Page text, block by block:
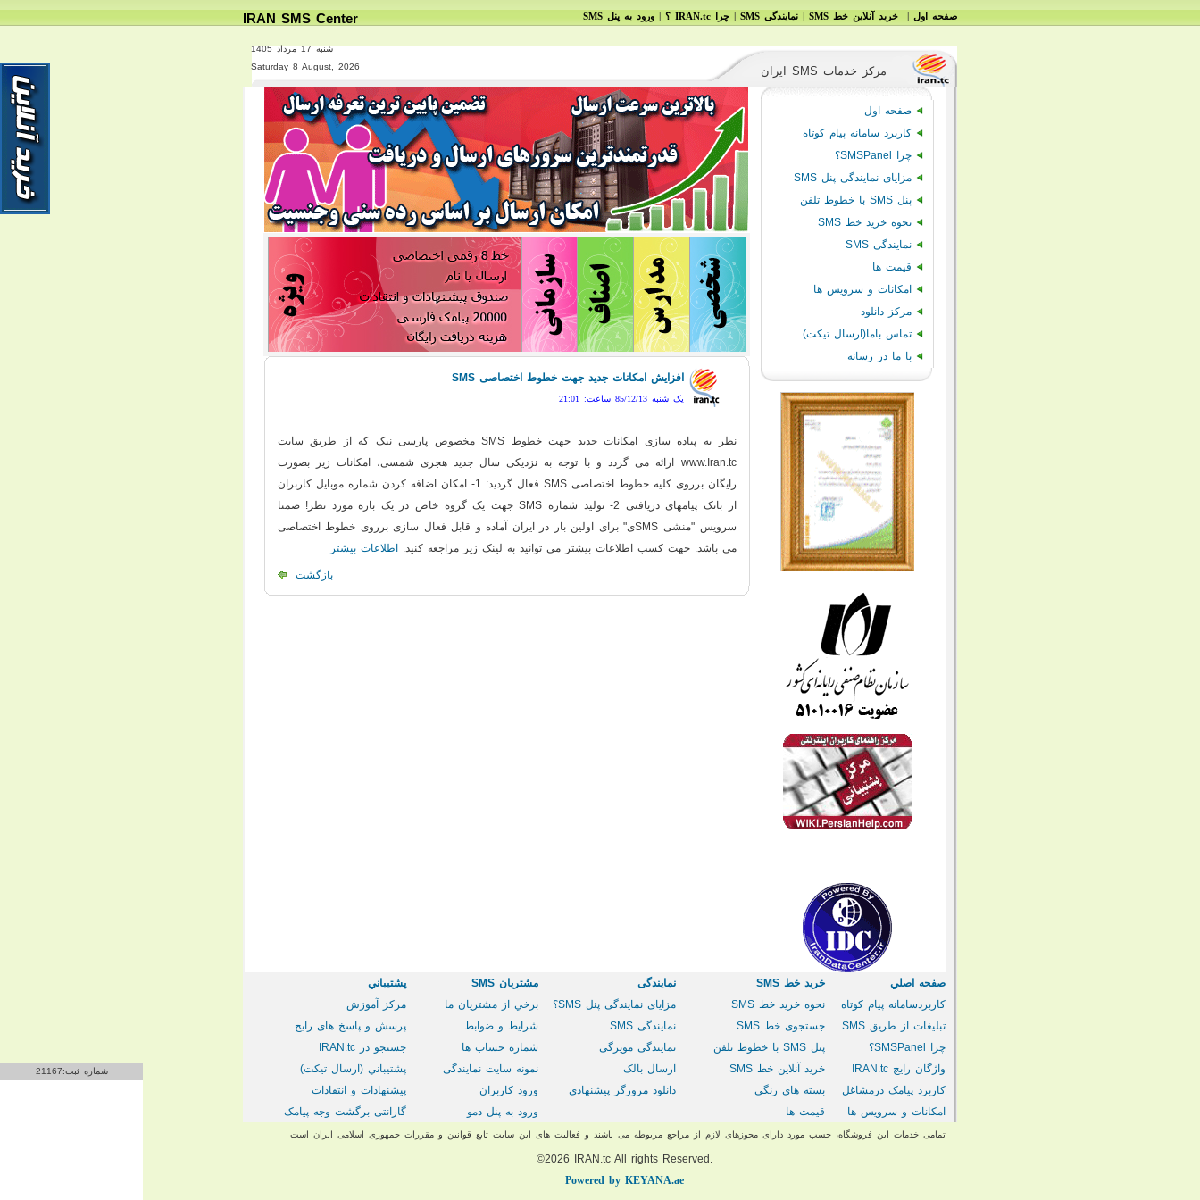
IRAN SMS Center صفحه اول | خرید آنلاین خط SMS | نمایندگی SMS | چرا IRAN.tc ؟ | ورود به پنل
شنبه 17 مرداد 1405
Saturday 8 August, 2026
.
افزایش امکانات جدید جهت خطوط اختصاصی SMS
یک شنبه 85/12/13 ساعت: 21:01
نظر به پیاده سازی امکانات جدید جهت خطوط SMS مخصوص پارسی نیک که از طریق سایت
www.Iran.tc ارائه می گردد و با توجه به نزدیکی سال جدید هجری شمسی، امکانات زیر بصورت
رایگان برروی کلیه خطوط اختصاصی SMS فعال گردید: 1- امکان اضافه کردن شماره موبایل کاربران
از بانک پیامهای دریافتی 2- تولید شماره SMS جهت یک گروه خاص در یک بازه مورد نظر! ضمنا
سرویس "منشی SMSی" برای اولین بار در ایران آماده و قابل فعال سازی برروی خطوط اختصاصی
می باشد. جهت کسب اطلاعات بیشتر می توانید به لینک زیر مراجعه کنید:
اطلاعات بیشتر
بازگشت
صفحه اول
کاربرد سامانه پیام کوتاه
چرا SMSPanel؟
مزایای نمایندگی پنل SMS
پنل SMS با خطوط تلفن
نحوه خرید خط SMS
نمایندگی SMS
قیمت ها
امکانات و سرویس ها
مرکز دانلود
تماس باما(ارسال تیکت)
با ما در رسانه
صفحه اصلي
کاربردسامانه پیام کوتاه
تبلیغات از طریق SMS
چرا SMSPanel؟
واژگان رایج IRAN.tc
کاربرد پیامک درمشاغل
امکانات و سرویس ها
خريد خط SMS
نحوه خريد خط SMS
جستجوی خط SMS
پنل
با خطوط تلفن
خرید آنلاین خط SMS
بسته های رنگی
قيمت ها
نمایندگی
مزایای نمایندگی پنل SMS؟
نمایندگی SMS
نمایندگی مویرگی
ارسال بالک
دانلود مرورگر پیشنهادی
مشتريان SMS
برخي از مشتريان ما
شرایط و ضوابط
شماره حساب ها
نمونه سایت نمایندگی
ورود کاربران
ورود به پنل دمو
پشتيباني
مركز آموزش
پرسش و پاسخ های رایج
جستجو در IRAN.tc
پشتيباني (ارسال تیکت)
پیشنهادات و انتقادات
گارانتی برگشت وجه پیامک
تمامی خدمات این فروشگاه، حسب مورد دارای مجوزهای لازم از مراجع مربوطه می باشند و فعالیت های این سایت تابع قوانین و مقررات جمهوری اسلامی ایران است
©2026 IRAN .tc All rights Reserved.
Powered by KEYANA.ae
شماره ثبت:21167